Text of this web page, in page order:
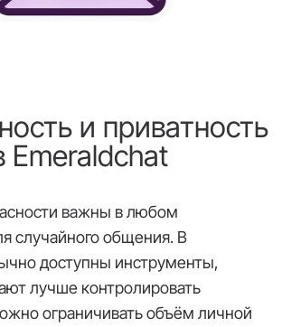
и приватность
Emeraldchat
важны в любом
случайного общения. В
доступны инструменты,
лучше контролировать
ограничивать объём личной